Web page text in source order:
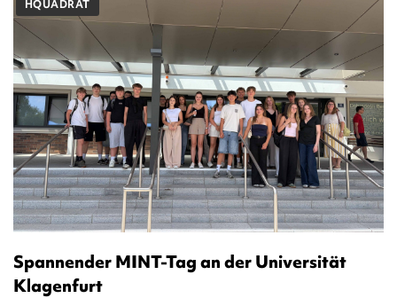
HQUADRAT
Spannender MINT-Tag an der Universität
Klagenfurt